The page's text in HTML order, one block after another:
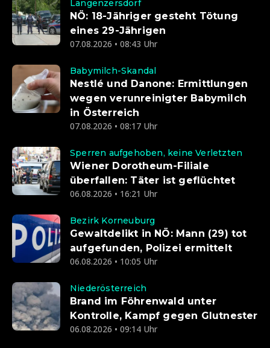
Langenzersdorf
NÖ: 18-Jähriger gesteht Tötung
eines 29-Jährigen
07.08.2026 • 08:43 Uhr
Babymilch-Skandal
Nestlé und Danone: Ermittlungen
wegen verunreinigter Babymilch
in Österreich
07.08.2026 • 08:17 Uhr
Sperren aufgehoben, keine Verletzten
Wiener Dorotheum-Filiale
überfallen: Täter ist geflüchtet
06.08.2026 • 16:21 Uhr
Bezirk Korneuburg
Gewaltdelikt in NÖ: Mann (29) tot
aufgefunden, Polizei ermittelt
06.08.2026 • 10:05 Uhr
Niederösterreich
Brand im Föhrenwald unter
Kontrolle, Kampf gegen Glutnester
06.08.2026 • 09:14 Uhr